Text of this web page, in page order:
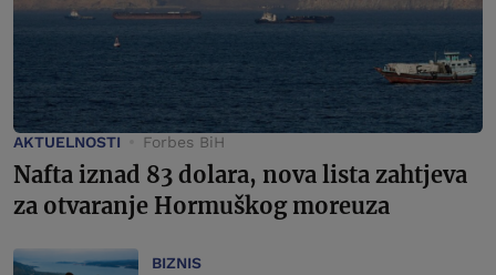
AKTUELNOSTI Forbes BiH
Nafta iznad 83 dolara, nova lista zahtjeva
za otvaranje Hormuškog moreuza
BIZNIS